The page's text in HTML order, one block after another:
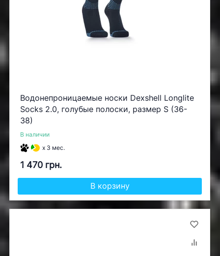
Водонепроницаемые носки Dexshell Longlite
Socks 2.0, голубые полоски, размер S (36-
38)
В наличии
x 3 мес.
1 470 грн.
В корзину